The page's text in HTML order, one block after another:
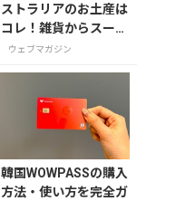
ストラリアのお土産は
コレ！雑貨からスーパ
ーでも買えるグルメま
ウェブマガジン
韓国WOWPASSの購入
方法・使い方を完全ガ